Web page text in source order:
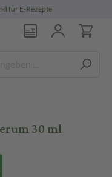
für E-Rezepte
30 ml